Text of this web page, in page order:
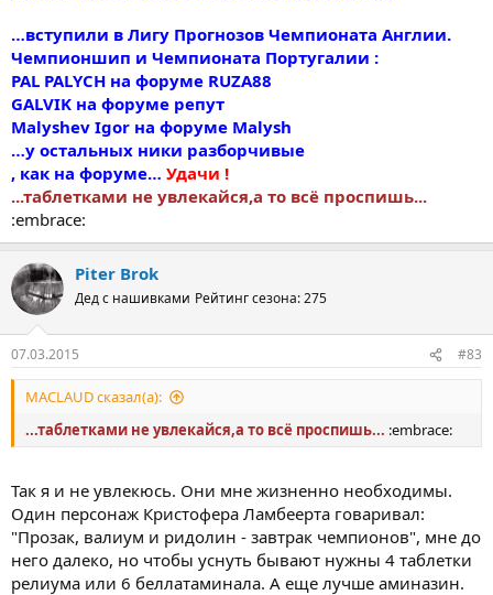
…вступили в Лигу Прогнозов Чемпионатa Англии.
Чемпионшип и Чемпионатa Португалии :
PAL PALYCH на форуме RUZA88
GALVIK на форуме репут
Malyshev Igor на форуме Malysh
…у остальных ники разборчивые
, как на форуме… Удачи !
...таблетками не увлекайся,а то всё проспишь...
:embrace:
Piter Brok
Дед с нашивками Рейтинг сезона: 275
07.03.2015 #83
MACLAUD сказал(а):
...таблетками не увлекайся,а то всё проспишь... :embrace:
Так я и не увлекюсь. Они мне жизненно необходимы.
Один персонаж Кристофера Ламбеерта говаривал:
"Прозак, валиум и ридолин - завтрак чемпионов", мне до
него далеко, но чтобы уснуть бывают нужны 4 таблетки
релиума или 6 беллатаминала. А еще лучше аминазин.